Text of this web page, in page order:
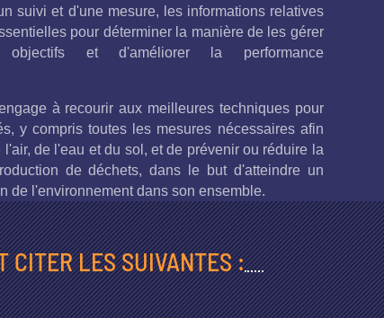
suivi et d'une mesure, les informations relatives
pour déterminer la manière de les gérer
et d'améliorer la performance
à recourir aux meilleures techniques pour
y compris toutes les mesures nécessaires afin
de l'eau et du sol, et de prévenir ou réduire la
de déchets, dans le but d'atteindre un
de l'environnement dans son ensemble.
CITER LES SUIVANTES :